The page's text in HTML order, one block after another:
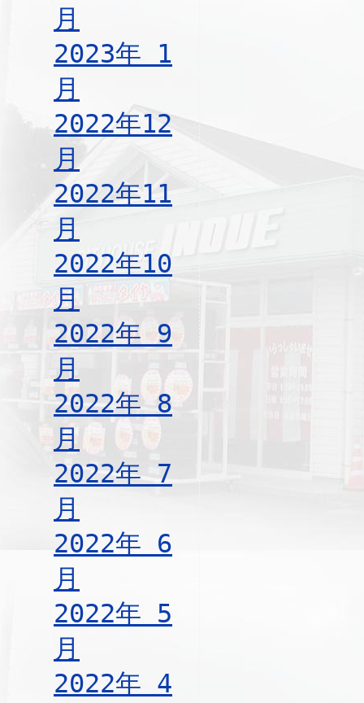
月
2023年 1
月
2022年12
月
2022年11
月
2022年10
月
2022年 9
月
2022年 8
月
2022年 7
月
2022年 6
月
2022年 5
月
2022年 4